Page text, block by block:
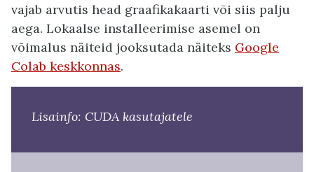
vajab arvutis head graafikakaarti või siis palju
aega. Lokaalse installeerimise asemel on
võimalus näiteid jooksutada näiteks Google
Colab keskkonnas.
Lisainfo: CUDA kasutajatele